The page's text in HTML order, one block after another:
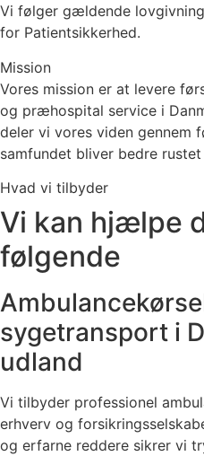
Vi følger gældende
for Patientsikkerhed.
Mission
Vores mission er at levere
og præhospital service i
deler vi vores viden gennem
samfundet bliver bedre
Hvad vi tilbyder
Vi kan hjælpe
følgende
sygetransport i
udland
Vi tilbyder professionel
erhverv og
og erfarne reddere sikrer vi